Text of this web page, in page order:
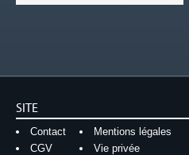
SITE
Contact
Mentions légales
CGV
Vie privée